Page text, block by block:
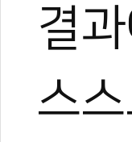
결
스